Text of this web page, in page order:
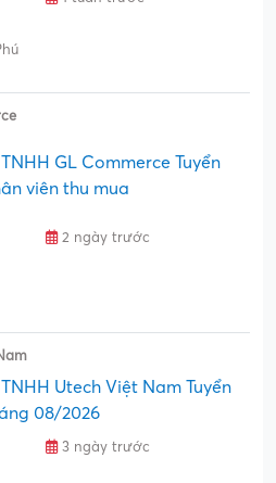
GL Commerce Tuyển
viên thu mua
2 ngày trước
Utech Việt Nam Tuyển
08/2026
3 ngày trước